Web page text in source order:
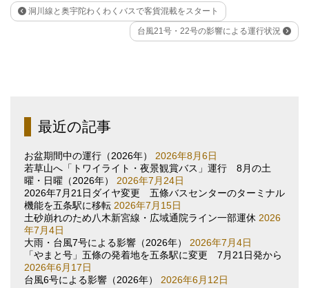
洞川線と奥宇陀わくわくバスで客貨混載をスタート
台風21号・22号の影響による運行状況
最近の記事
お盆期間中の運行（2026年）
2026年8月6日
若草山へ「トワイライト・夜景観賞バス」運行 8月の土
曜・日曜（2026年）
2026年7月24日
2026年7月21日ダイヤ変更 五條バスセンターのターミナル
機能を五条駅に移転 2026年7月15日
土砂崩れのため八木新宮線・広域通院ライン一部運休 2026
年7月4日
大雨・台風7号による影響（2026年）
2026年7月4日
「やまと号」五條の発着地を五条駅に変更 7月21日発から
2026年6月17日
台風6号による影響（2026年）
2026年6月12日